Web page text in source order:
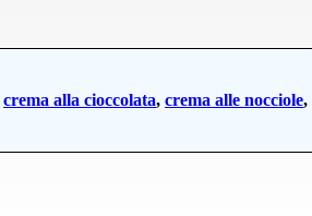
crema alla cioccolata, crema alle nocciole,